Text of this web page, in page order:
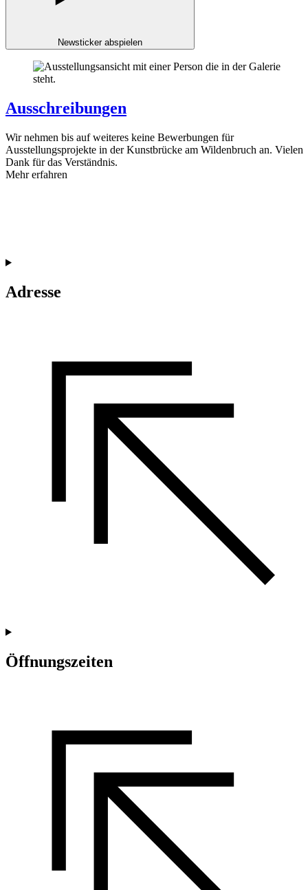
Newsticker abspielen
Ausschreibungen
Wir nehmen bis auf weiteres keine Bewerbungen für
Ausstellungsprojekte in der Kunstbrücke am Wildenbruch an. Vielen
Dank für das Verständnis.
Mehr erfahren
Adresse
Öffnungszeiten